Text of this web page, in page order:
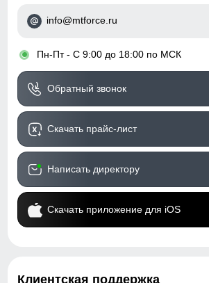
info@mtforce.ru
• Пн-Пт - С 9:00 до 18:00 по МСК
Обратный звонок
Скачать прайс-лист
Написать директору
Скачать приложение для iOS
Клиентская поддержка